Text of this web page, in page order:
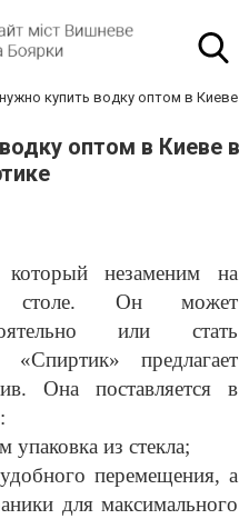
купить водку оптом в Киеве
оптом в Киеве в
незаменим на
столе. Он может
или стать
«Спиртик» предлагает
Она поставляется в
упаковка из стекла;
перемещения, а
для максимального